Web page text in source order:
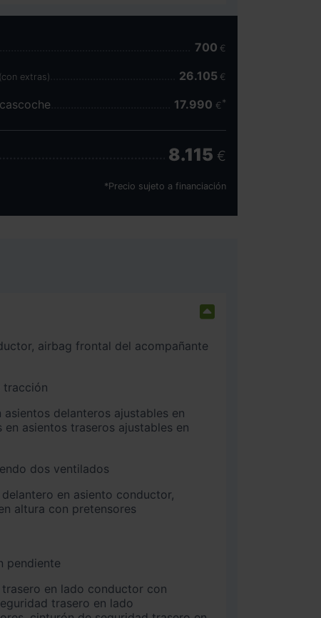
700 €
(con extras) 26.105 €
17.990 €
8.115 €
*Precio sujeto a financiación
tracción
asientos traseros ajustables en
dos ventilados
altura con pretensores
pendiente
trasero en lado